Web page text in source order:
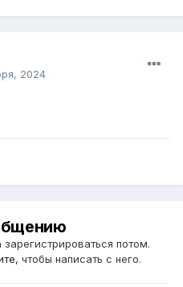
2024
потом.
, чтобы написать с него.